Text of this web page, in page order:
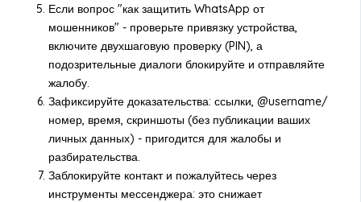
Если вопрос "как защитить WhatsApp от
мошенников" - проверьте привязку устройства,
включите двухшаговую проверку (PIN), а
подозрительные диалоги блокируйте и отправляйте
жалобу.
Зафиксируйте доказательства: ссылки, @username/
номер, время, скриншоты (без публикации ваших
личных данных) - пригодится для жалобы и
разбирательства.
Заблокируйте контакт и пожалуйтесь через
инструменты мессенджера: это снижает